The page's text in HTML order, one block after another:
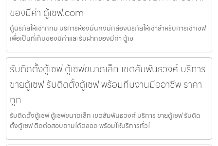
ของมีค่า ตู้เซฟ.com
ตู้นิรภัยให้เช่ากทม บริการห้องมั่นคงมีกล่องนิรภัยให้เช่าสำหรับการเช่าเซฟ
เพื่อเป็นที่เก็บของมีค่าและรับฝากของมีค่า ตู้เซ
รับติดตั้งตู้เซฟ ตู้เซฟขนาดเล็ก เขตสัมพันธวงศ์ บริการ
ขายตู้เซฟ รับติดตั้งตู้เซฟ พร้อมทีมงานมืออาชีพ ราคา
ถูก
รับติดตั้งตู้เซฟ ตู้เซฟขนาดเล็ก เขตสัมพันธวงศ์ บริการ ขายตู้เซฟ รับติด
ตั้งตู้เซฟ ติดต่อสอบถามได้ตลอด พร้อมให้บริการทั่วไ